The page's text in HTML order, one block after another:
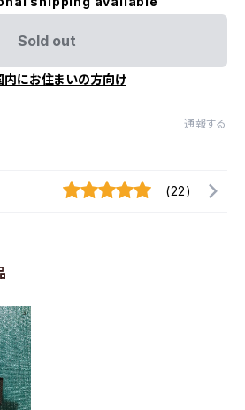
Sold out
内にお住まいの方向け
通報する
(22)